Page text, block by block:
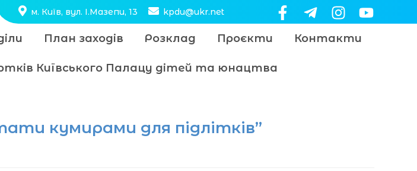
м. Київ, вул. І.Мазепи, 13 kpdu@ukr.net
План заходів Розклад Проєкти Контакти
Київського Палацу дітей та юнацтва
кумирами для підлітків”